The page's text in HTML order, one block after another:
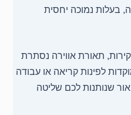
בעלות נמוכה יחסית
תאורת אווירה נסתרת
לפינות קריאה או עבודה
שנותנות לכם שליטה